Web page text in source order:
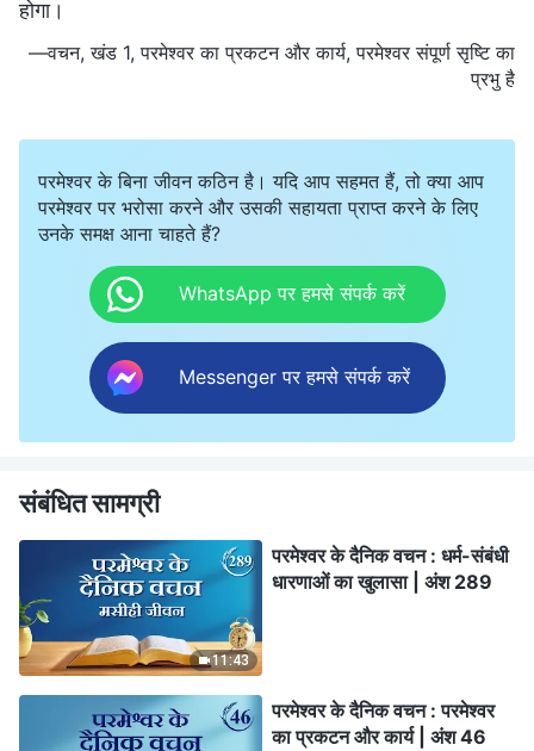
होगा।
—वचन, खंड 1, परमेश्वर का प्रकटन और कार्य, परमेश्वर संपूर्ण सृष्टि का
प्रभु है
परमेश्वर के बिना जीवन कठिन है। यदि आप सहमत हैं, तो क्या आप
परमेश्वर पर भरोसा करने और उसकी सहायता प्राप्त करने के लिए
उनके समक्ष आना चाहते हैं?
WhatsApp पर हमसे संपर्क करें
Messenger पर हमसे संपर्क करें
संबंधित सामग्री
11:43
परमेश्वर के दैनिक वचन : धर्म-संबंधी
धारणाओं का खुलासा | अंश 289
परमेश्वर के दैनिक वचन : परमेश्वर
का प्रकटन और कार्य | अंश 46